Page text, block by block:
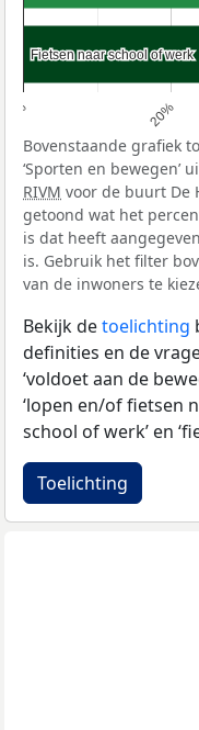
0% 20%
Fietsen naar school of werk
Fietsen naar school of werk
Bovenstaande grafiek
‘Sporten en bewegen’
RIVM voor de buurt De
getoond wat het
is dat heeft
is. Gebruik het filter
van de inwoners te
Bekijk detoelichting
definities en de
‘voldoet aan de
‘lopen en/of fietsen
school of werk’ en
Toelichting